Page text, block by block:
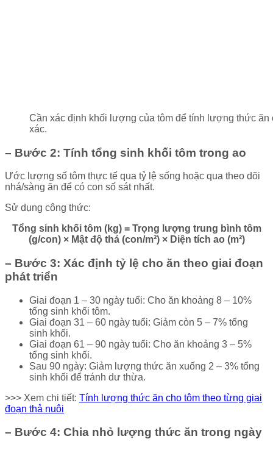
Cần xác định khối lượng của tôm để tính lượng thức ăn
xác.
– Bước 2: Tính tổng sinh khối tôm trong ao
Ước lượng số tôm thực tế qua tỷ lệ sống hoặc qua theo dõi
nhá/sàng ăn để có con số sát nhất.
Sử dụng công thức:
Tổng sinh khối tôm (kg) = Trọng lượng trung bình tôm
(g/con) × Mật độ thả (con/m²) × Diện tích ao (m²)
– Bước 3: Xác định tỷ lệ cho ăn theo giai đoạn
phát triển
Giai đoạn 1 – 30 ngày tuổi: Cho ăn khoảng 8 – 10%
tổng sinh khối tôm.
Giai đoạn 31 – 60 ngày tuổi: Giảm còn 5 – 7% tổng
sinh khối.
Giai đoạn 61 – 90 ngày tuổi: Cho ăn khoảng 3 – 5%
tổng sinh khối.
Sau 90 ngày: Giảm lượng thức ăn xuống 2 – 3% tổng
sinh khối để tránh dư thừa.
>>> Xem chi tiết: Tính lượng thức ăn cho tôm theo từng giai
đoạn thả nuôi
– Bước 4: Chia nhỏ lượng thức ăn trong ngày